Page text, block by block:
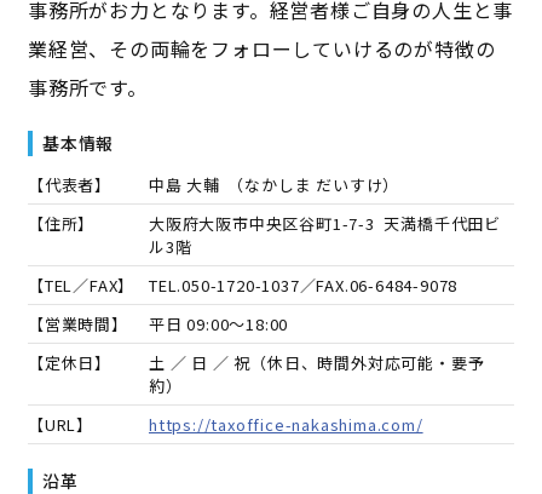
事務所がお力となります。経営者様ご自身の人生と事
業経営、その両輪をフォローしていけるのが特徴の
事務所です。
基本情報
【代表者】 中島 大輔 （なかしま だいすけ）
【住所】
大阪府大阪市中央区谷町1-7-3 天満橋千代田ビ
ル3階
【TEL／FAX】
TEL.050-1720-1037／FAX.06-6484-9078
【営業時間】
平日 09:00～18:00
【定休日】
土 ／ 日 ／ 祝（休日、時間外対応可能・要予
約）
【URL】
https://taxoffice-nakashima.com/
沿革